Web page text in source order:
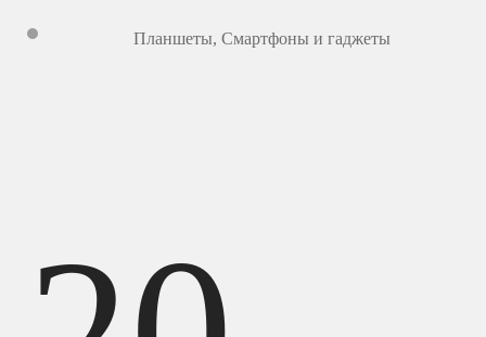
Планшеты, Смартфоны и гаджеты